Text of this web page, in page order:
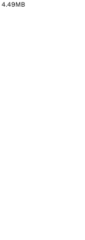
4.49MB